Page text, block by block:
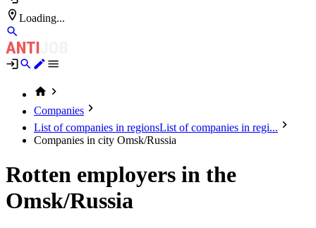
Loading...
Companies
List of companies in regionsList of companies in regi...
Companies in city Omsk/Russia
Rotten employers in the
Omsk/Russia